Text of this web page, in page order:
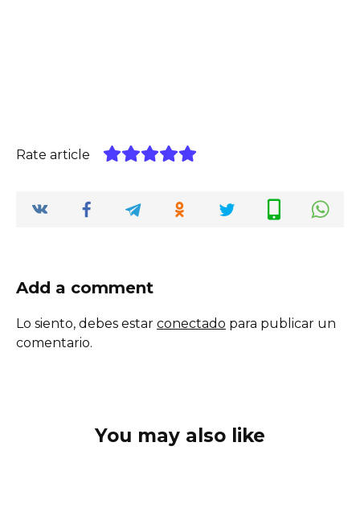
Rate article
Add a comment
Lo siento, debes estar conectado para publicar un
comentario.
You may also like